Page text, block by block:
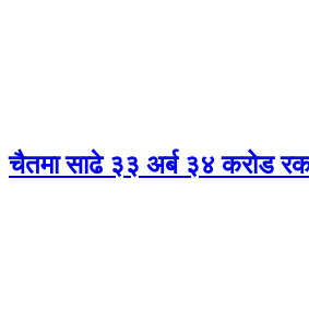
चैतमा साढे ३३ अर्ब ३४ करोड